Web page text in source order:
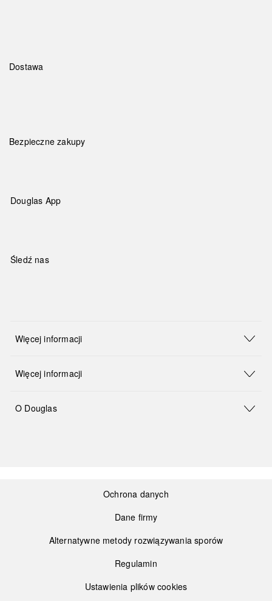
Dostawa
Bezpieczne zakupy
Douglas App
Śledź nas
Więcej informacji
Więcej informacji
O Douglas
Ochrona danych
Dane firmy
Alternatywne metody rozwiązywania sporów
Regulamin
Ustawienia plików cookies